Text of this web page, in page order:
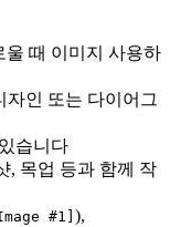
울 때 이미지 사용하
자인 또는 다이어그
습니다
, 목업 등과 함께 작
#1] ),